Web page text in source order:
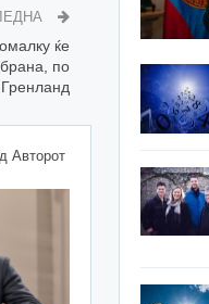
ќе
по
Авторот